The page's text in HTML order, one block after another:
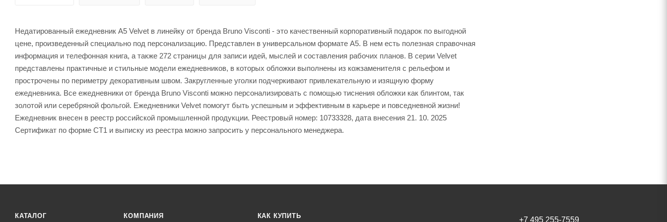
Недатированный ежедневник A5 Velvet в линейку от бренда Bruno Visconti - это качественный корпоративный подарок по выгодной
цене, произведенный специально под персонализацию. Представлен в универсальном формате А5. В нем есть полезная справочная
информация и телефонная книга, а также 272 страницы для записи идей, мыслей и составления рабочих планов. В серии Velvet
представлены практичные и стильные модели ежедневников, в которых обложки выполнены из кожзаменителя с рельефом и
прострочены по периметру декоративным швом. Закругленные уголки подчеркивают привлекательную и изящную форму
ежедневника. Все ежедневники от бренда Bruno Visconti можно персонализировать с помощью тиснения обложки как блинтом, так
золотой или серебряной фольгой. Ежедневники Velvet помогут быть успешным и эффективным в карьере и повседневной жизни!
Ежедневник внесен в реестр российской промышленной продукции. Реестровый номер: 10733328, дата внесения 21. 10. 2025
Сертификат по форме СТ1 и выписку из реестра можно запросить у персонального менеджера.
КАТАЛОГ КОМПАНИЯ КАК КУПИТЬ +7 495 255-7559